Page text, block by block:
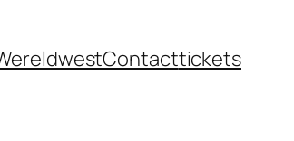
Contacttickets